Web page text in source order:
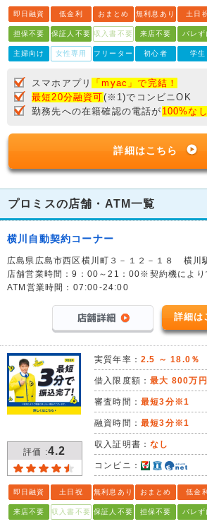
即日融資 低金利 おまとめ 無利息あり 土日
担保不要 保証人不要 収入書不要 来店不要 バレず
主婦向け 女性専用 フリーター 初心者 学生
スマホアプリ
「myac」で完結！
最短20分融資可(※1)でコンビニOK
勤務先への在籍確認の電話が 100%なし
詳細はこちら
プロミスの店舗・ATM一覧
横川自動契約コーナー
広島県広島市西区横川町３－１２－１８ 横川
店舗営業時間：9：00～21：00※契約機により
ATM営業時間：07:00-24:00
詳細は
評価 :4.2
実質年率： 2.5 ～ 18.0％
借入限度額：最大 800万円
審査時間： 最短3分※1
融資時間： 最短3分※1
収入証明書：なし
コンビニ：
即日融資 土日祝 無利息あり おまとめ 低金利
来店不要 収入書不要 保証人不要 担保不要 バレず